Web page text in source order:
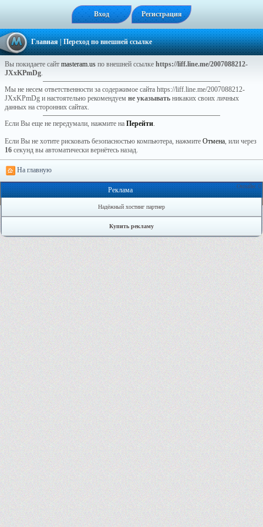
Вход Регистрация
Главная| Переход по внешней ссылке
Вы покидаете сайт masteram.us по внешней ссылке https://liff.line.me/2007088212-
JXxKPmDg.
Мы не несем ответственности за содержимое сайта https://liff.line.me/2007088212-
JXxKPmDg и настоятельно рекомендуем не указывать никаких своих личных
данных на сторонних сайтах.
Если Вы еще не передумали, нажмите на Перейти.
Если Вы не хотите рисковать безопасностью компьютера, нажмите Отмена, или через
16 секунд вы автоматически вернётесь назад.
На главную
Онлайн: 0
Реклама
Надёжный хостинг партнер
Купить рекламу